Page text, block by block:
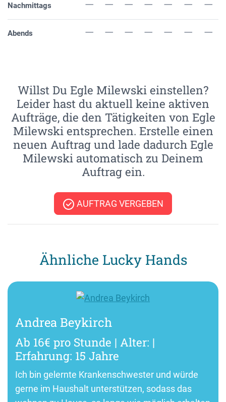
Nachmittags
Abends
Willst Du Egle Milewski einstellen?
Leider hast du aktuell keine aktiven
Aufträge, die den Tätigkeiten von Egle
Milewski entsprechen. Erstelle einen
neuen Auftrag und lade dadurch Egle
Milewski automatisch zu Deinem
Auftrag ein.
AUFTRAG VERGEBEN
Ähnliche Lucky Hands
Andrea Beykirch
Ab 16€ pro Stunde | Alter: |
Erfahrung: 15 Jahre
Ich bin gelernte Krankenschwester und würde
gerne im Haushalt unterstützen, sodass das